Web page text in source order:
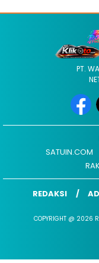
PT.
SATUIN.COM
REDAKSI
COPYRIGHT @ 2026